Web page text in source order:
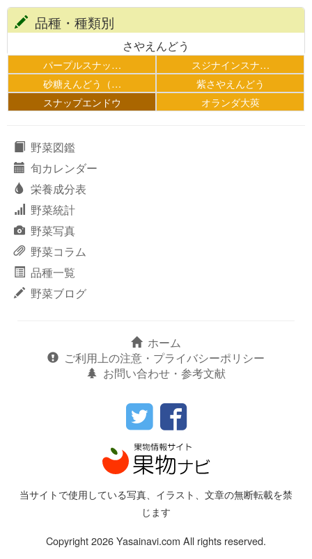
品種・種類別
さやえんどう
パープルスナッ…
スジナインスナ…
砂糖えんどう（…
紫さやえんどう
スナップエンドウ
オランダ大莢
野菜図鑑
旬カレンダー
栄養成分表
野菜統計
野菜写真
野菜コラム
品種一覧
野菜ブログ
ホーム
ご利用上の注意・プライバシーポリシー
お問い合わせ・参考文献
当サイトで使用している写真、イラスト、文章の無断転載を禁
じます
Copyright 2026 Yasainavi.com All rights reserved.